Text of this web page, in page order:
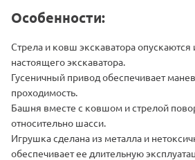
Особенности:
Стрела и ковш экскаватора
настоящего экскаватора.
Гусеничный привод обеспечивает
проходимость.
Башня вместе с ковшом и стрелой
относительно шасси.
Игрушка сделана из металла и
обеспечивает ее длительную